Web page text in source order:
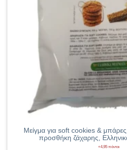
Μείγμα για soft cookies &
προσθήκη ζάχαρης,
+4,95 πόντοι